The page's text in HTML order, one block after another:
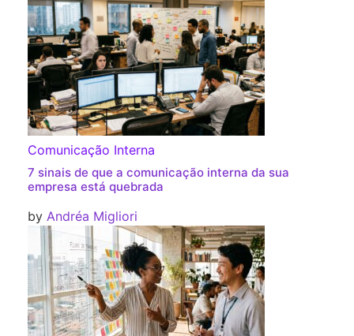
Comunicação Interna
7 sinais de que a comunicação interna da sua
empresa está quebrada
by Andréa Migliori